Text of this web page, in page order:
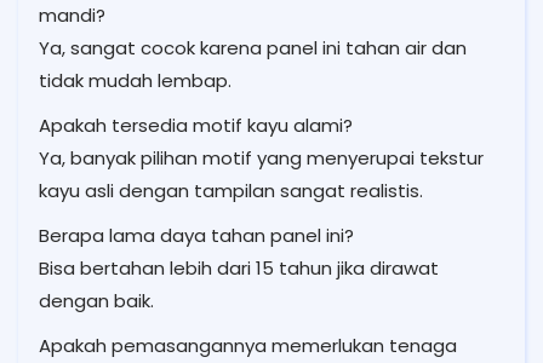
mandi?
Ya, sangat cocok karena panel ini tahan air dan
tidak mudah lembap.
Apakah tersedia motif kayu alami?
Ya, banyak pilihan motif yang menyerupai tekstur
kayu asli dengan tampilan sangat realistis.
Berapa lama daya tahan panel ini?
Bisa bertahan lebih dari 15 tahun jika dirawat
dengan baik.
Apakah pemasangannya memerlukan tenaga